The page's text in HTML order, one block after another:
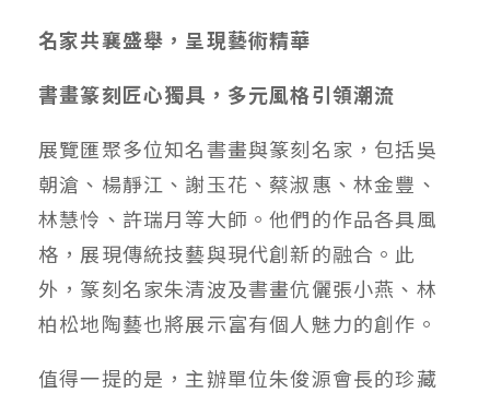
名家共襄盛舉，呈現藝術精華
書畫篆刻匠心獨具，多元風格引領潮流
展覽匯聚多位知名書畫與篆刻名家，包括吳
朝滄、楊靜江、謝玉花、蔡淑惠、林金豐、
林慧怜、許瑞月等大師。他們的作品各具風
格，展現傳統技藝與現代創新的融合。此
外，篆刻名家朱清波及書畫伉儷張小燕、林
柏松地陶藝也將展示富有個人魅力的創作。
值得一提的是，主辦單位朱俊源會長的珍藏